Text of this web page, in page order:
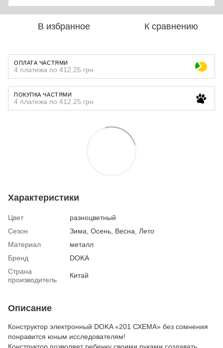
В избранное К сравнению
ОПЛАТА ЧАСТЯМИ
4 платежа по 412.25 грн
ПОКУПКА ЧАСТЯМИ
4 платежа по 412.25 грн
Характеристики
Цвет
разноцветный
Сезон
Зима, Осень, Весна, Лето
Материал
металл
Бренд
DOKA
Страна
производитель
Китай
Описание
Конструктор электронный DOKA «201 СХЕМА» без сомнения
понравится юным исследователям!
Конструктор позволяет ребенку своими руками создавать